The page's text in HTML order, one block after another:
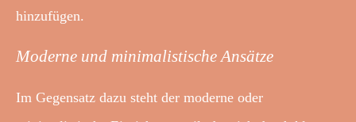
hinzufügen.
Moderne und minimalistische Ansätze
Im Gegensatz dazu steht der moderne oder